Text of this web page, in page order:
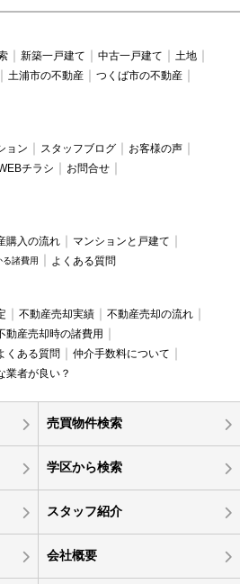
新築一戸建て 中古一戸建て
土地
土浦市の不動産
つくば市の不動産
ョン スタッフブログ
お客様の声
チラシ
お問合せ
購入の流れ
マンションと戸建て
る諸費用 よくある質問
不動産売却実績
不動産売却の流れ
動産売却時の諸費用
くある質問
仲介手数料について
業者が良い？
売買物件検索
学区から検索
スタッフ紹介
会社概要